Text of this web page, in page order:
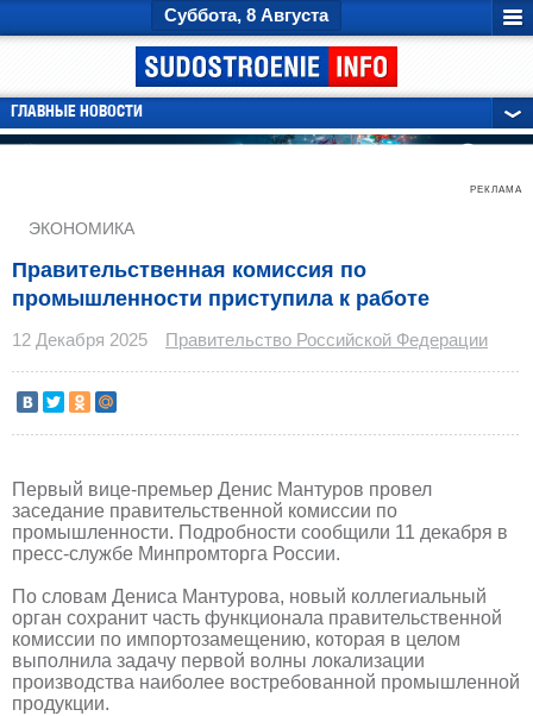
Суббота, 8 Августа
ГЛАВНЫЕ НОВОСТИ
РЕКЛАМА
ЭКОНОМИКА
Правительственная комиссия по
промышленности приступила к работе
12 Декабря 2025 Правительство Российской Федерации
Первый вице-премьер Денис Мантуров провел
заседание правительственной комиссии по
промышленности. Подробности сообщили 11 декабря в
пресс-службе Минпромторга России.
По словам Дениса Мантурова, новый коллегиальный
орган сохранит часть функционала правительственной
комиссии по импортозамещению, которая в целом
выполнила задачу первой волны локализации
производства наиболее востребованной промышленной
продукции.